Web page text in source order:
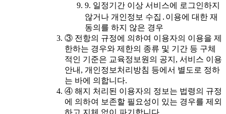
9. 일정기간 이상 서비스에 로그인하지
않거나 개인정보 수집․이용에 대한 재
동의를 하지 않은 경우
③ 전항의 규정에 의하여 이용자의 이용을 제
한하는 경우와 제한의 종류 및 기간 등 구체
적인 기준은 교육정보원의 공지, 서비스 이용
안내, 개인정보처리방침 등에서 별도로 정하
는 바에 의합니다.
④ 해지 처리된 이용자의 정보는 법령의 규정
에 의하여 보존할 필요성이 있는 경우를 제외
하고 지체 없이 파기합니다.